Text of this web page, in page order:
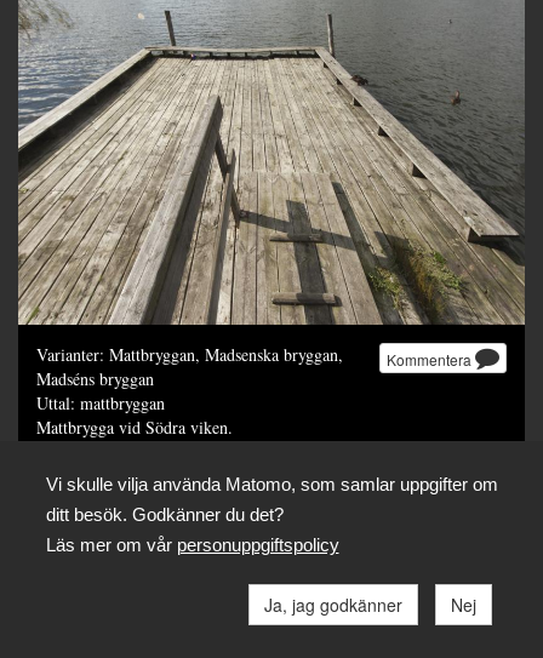
Kommentera
Varianter: Mattbryggan, Madsenska bryggan,
Madséns bryggan
Uttal: mattbryggan
Mattbrygga vid Södra viken.
Dela
Vi skulle vilja använda Matomo, som samlar uppgifter om
ditt besök. Godkänner du det?
Läs mer om vår personuppgiftspolicy
Ja, jag godkänner Nej